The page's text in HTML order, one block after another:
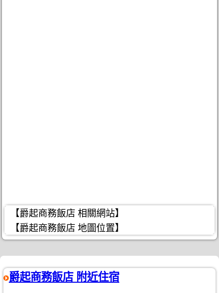
【爵起商務飯店 相關網站】
【爵起商務飯店 地圖位置】
爵起商務飯店 附近住宿